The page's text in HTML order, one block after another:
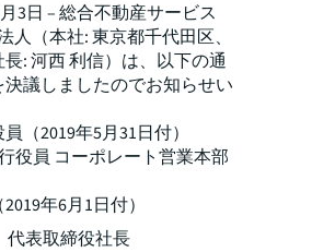
3日 – 総合不動産サービス
人（本社: 東京都千代田区、
: 河西 利信）は、以下の通
決議しましたのでお知らせい
（2019年5月31日付）
役員 コーポレート営業本部
年6月1日付）
代表取締役社長